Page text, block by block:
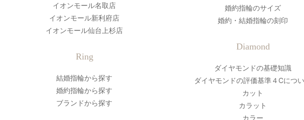
イオンモール名取店
イオンモール新利府店
イオンモール仙台上杉店
Ring
結婚指輪から探す
婚約指輪から探す
ブランドから探す
婚約指輪のサイズ
婚約・結婚指輪の刻印
Diamond
ダイヤモンドの基礎知識
ダイヤモンドの評価基準４Cにつ
カット
カラット
カラー